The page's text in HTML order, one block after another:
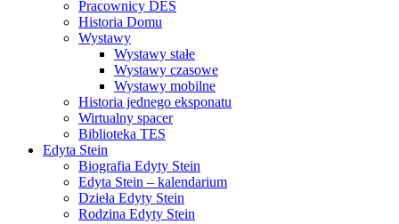
Pracownicy DES
Historia Domu
Wystawy
Wystawy stałe
Wystawy czasowe
Wystawy mobilne
Historia jednego eksponatu
Wirtualny spacer
Biblioteka TES
Edyta Stein
Biografia Edyty Stein
Edyta Stein – kalendarium
Dzieła Edyty Stein
Rodzina Edyty Stein